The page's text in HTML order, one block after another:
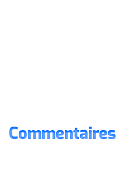
Commentaires